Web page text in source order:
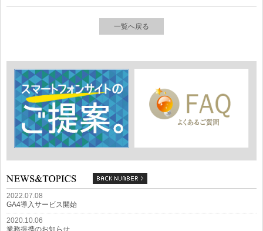
一覧へ戻る
2022.07.08
GA4導入サービス開始
2020.10.06
業務提携のお知らせ